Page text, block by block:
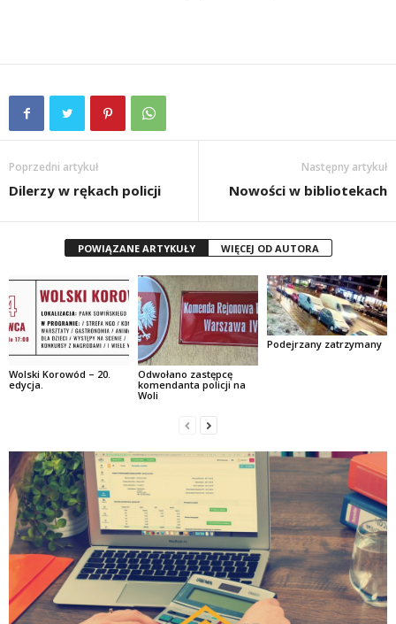
Poprzedni artykuł
Dilerzy w rękach policji
Następny artykuł
Nowości w bibliotekach
POWIĄZANE ARTYKUŁY WIĘCEJ OD AUTORA
Wolski Korowód – 20.
edycja.
Odwołano zastępcę
komendanta policji na
Woli
Podejrzany zatrzymany